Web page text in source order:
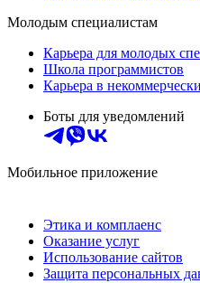
Молодым специалистам
Карьера для молодых
Школа программистов
Карьера в
Боты для уведомлений
Мобильное приложение
Этика и комплаенс
Оказание услуг
Использование сайтов
Защита персональных